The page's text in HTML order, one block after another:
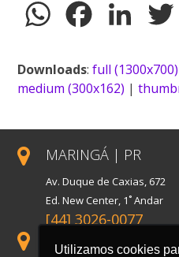
Utilizamos cookies
WhatsAppFacebook
Downloads:full (1300x700)
medium (300x162) |
MARINGÁ | PR
Av. Duque de Caxias, 672
Ed. New Center, 1˚ Andar
[44] 3026-0077
SÃO PAULO | SP